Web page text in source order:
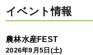
イベント情報
農林水産FEST
2026年9月5日(土)